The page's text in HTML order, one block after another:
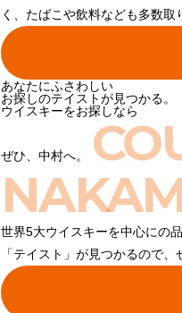
く、たばこや飲料なども多数取
あなたにふさわしい
お探しのテイストが見つかる。
ウイスキーをお探しなら
ぜひ、中村へ。
世界5大ウイスキーを中心にの
「テイスト」が見つかるので、